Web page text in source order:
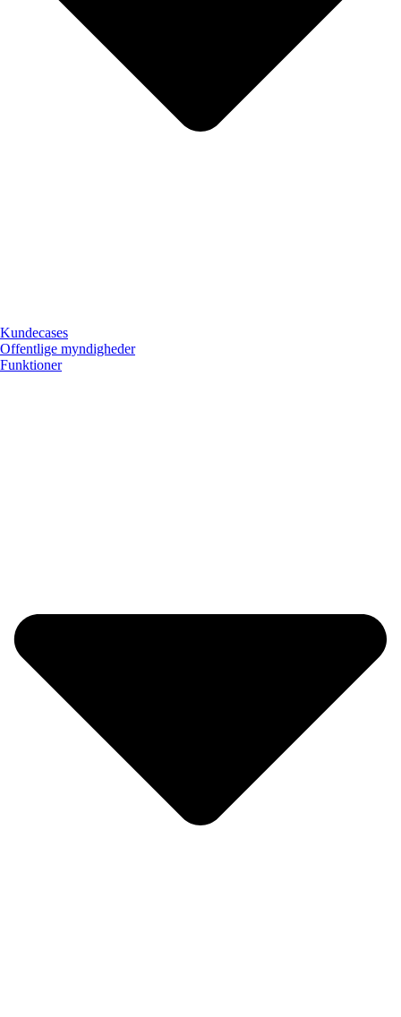
Kundecases
Offentlige myndigheder
Funktioner